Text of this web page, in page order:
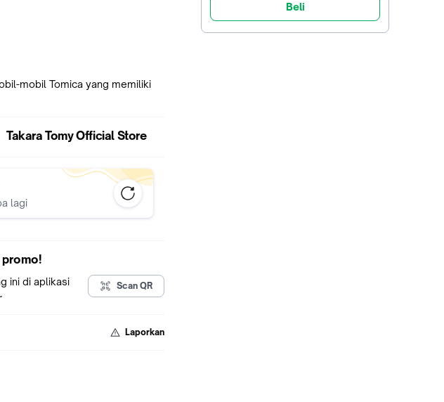
Beli
mobil Tomica yang memiliki
Takara Tomy Official Store
lagi
ini di aplikasi
Scan QR
Laporkan